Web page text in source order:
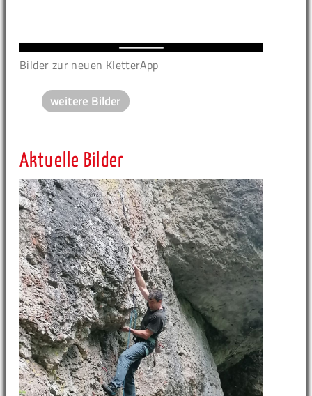
Bilder zur neuen KletterApp
weitere Bilder
Aktuelle Bilder